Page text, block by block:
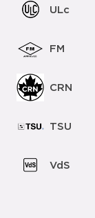
ULc
FM
CRN
TSU
VdS